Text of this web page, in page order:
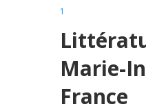
1
Marie-
France